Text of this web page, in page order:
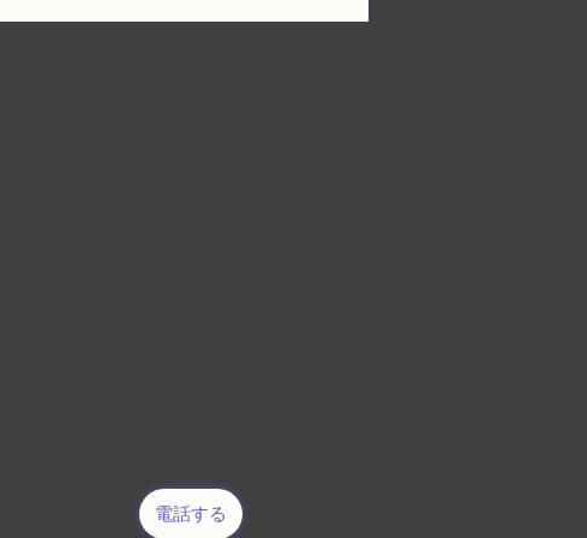
肌を手に入れる方法
電話する